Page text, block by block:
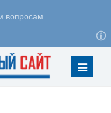
Меню